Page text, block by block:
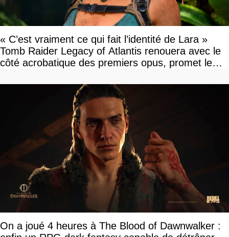
« C’est vraiment ce qui fait l’identité de Lara »
Tomb Raider Legacy of Atlantis renouera avec le
côté acrobatique des premiers opus, promet le
On a joué 4 heures à The Blood of Dawnwalker :